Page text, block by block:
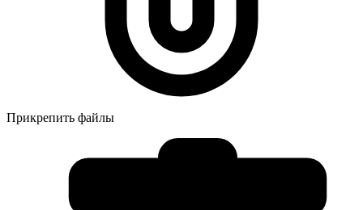
Прикрепить файлы